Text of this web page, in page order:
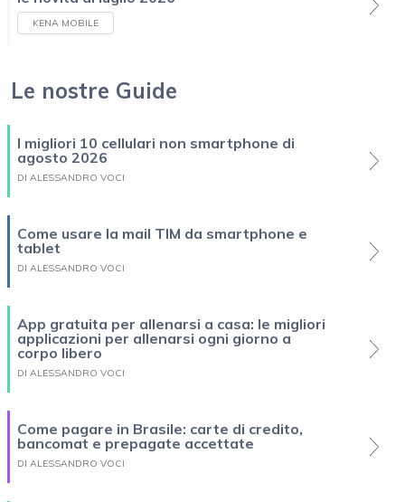
KENA MOBILE
Le nostre Guide
I migliori 10 cellulari non smartphone di
agosto 2026
DI ALESSANDRO VOCI
Come usare la mail TIM da smartphone e
tablet
DI ALESSANDRO VOCI
App gratuita per allenarsi a casa: le migliori
applicazioni per allenarsi ogni giorno a
corpo libero
DI ALESSANDRO VOCI
Come pagare in Brasile: carte di credito,
bancomat e prepagate accettate
DI ALESSANDRO VOCI